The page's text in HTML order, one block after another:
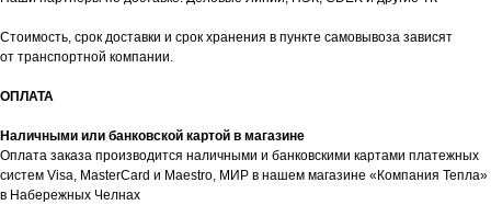
Стоимость, срок доставки и срок хранения в пункте самовывоза зависят
от транспортной компании.
ОПЛАТА
Наличными или банковской картой в магазине
Оплата заказа производится наличными и банковскими картами платежных
систем Visa, MasterCard и Maestro, МИР в нашем магазине «Компания Тепла»
в Набережных Челнах
Каталог